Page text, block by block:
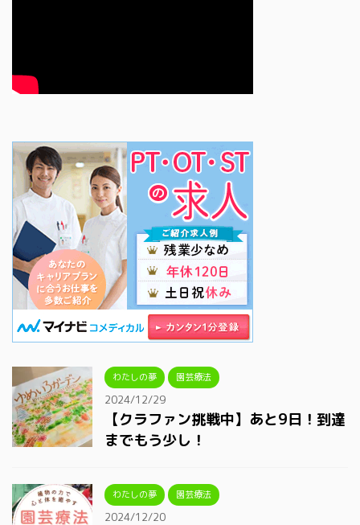
わたしの夢 園芸療法
2024/12/29
【クラファン挑戦中】あと9日！到達
までもう少し！
わたしの夢 園芸療法
2024/12/20